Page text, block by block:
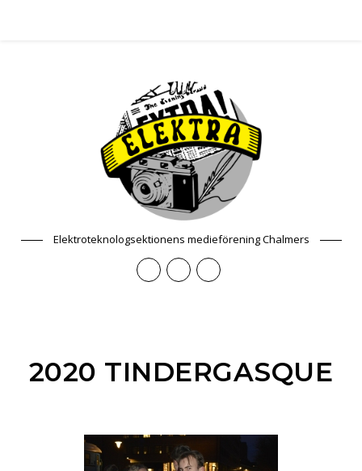
Elektroteknologsektionens medieförening Chalmers
2020 TINDERGASQUE